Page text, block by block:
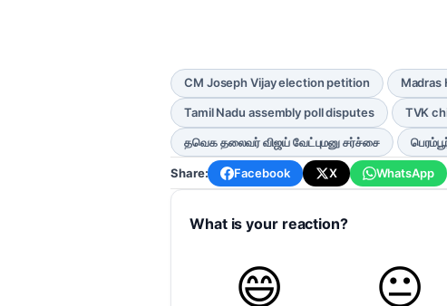
CM Joseph Vijay election petition Madras
Tamil Nadu assembly poll disputes TVK
தவெக தலைவர் விஜய் வேட்புமனு சர்ச்சை
Share: Facebook X WhatsApp
What is your reaction?
😄 😐